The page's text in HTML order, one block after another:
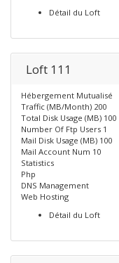
Détail du Loft
Loft 111
Hébergement Mutualisé
Traffic (MB/Month) 200
Total Disk Usage (MB) 100
Number Of Ftp Users 1
Mail Disk Usage (MB) 100
Mail Account Num 10
Statistics
Php
DNS Management
Web Hosting
Détail du Loft